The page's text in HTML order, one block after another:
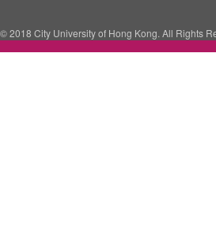
© 2018 City University of Hong Kong. All Rights